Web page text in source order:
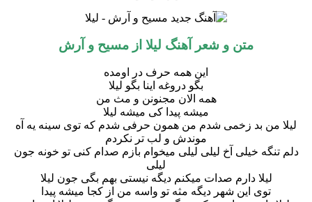
متن و شعر آهنگ لیلا از مسیح و آرش
این همه حرف در اومده
بگو دروغه اینا بگو لیلا
همه الان مجنونن و مث من
میشه پیدا کی میشه لیلا
لیلا من بد زخمی شدم من همون حرفی شدم که توی سینه یه آه
موندش و لب تر نکردم
دلم تنگه خیلی آخ لیلی لیلی میخوام بازم صدام کنی تو خونه جون
لیلی
لیلا دارم صدات میکنم دیگه نیستی بهم بگی جون لیلا
توی این شهر دیگه مثه تو واسه من از کجا میشه پیدا